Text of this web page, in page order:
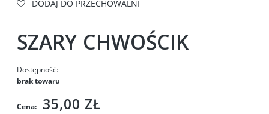
DODAJ DO PRZECHOWALNI
SZARY CHWOŚCIK
Dostępność:
brak towaru
Cena: 35,00 ZŁ